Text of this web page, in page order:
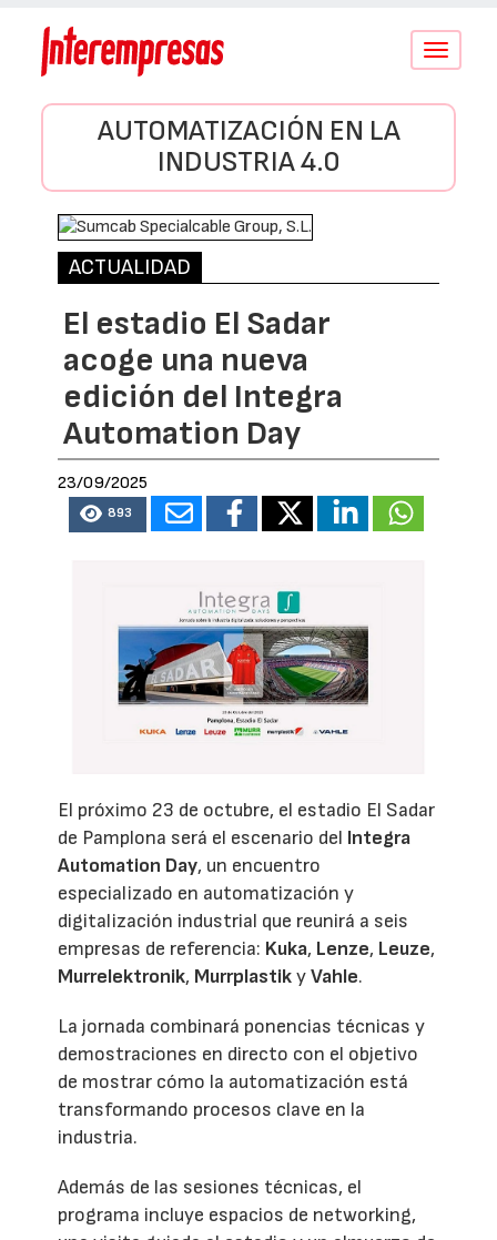
Conmutar
AUTOMATIZACIÓN EN LA
INDUSTRIA 4.0
ACTUALIDAD
El estadio El Sadar
acoge una nueva
edición del Integra
Automation Day
23/09/2025
893
El próximo 23 de octubre, el estadio El Sadar
de Pamplona será el escenario del Integra
Automation Day, un encuentro
especializado en automatización y
digitalización industrial que reunirá a seis
empresas de referencia: Kuka, Lenze, Leuze,
Murrelektronik, MurrplastikyVahle.
La jornada combinará ponencias técnicas y
demostraciones en directo con el objetivo
de mostrar cómo la automatización está
transformando procesos clave en la
industria.
Además de las sesiones técnicas, el
programa incluye espacios de networking,